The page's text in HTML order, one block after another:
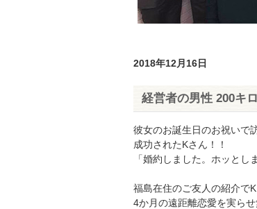
2018年12月16日
経営者の男性 200キ
彼女のお誕生日のお祝いで
成功されたKさん！！
「婚約しました。ホッとし
福島在住のご友人の紹介で
4か月の遠距離恋愛を実ら